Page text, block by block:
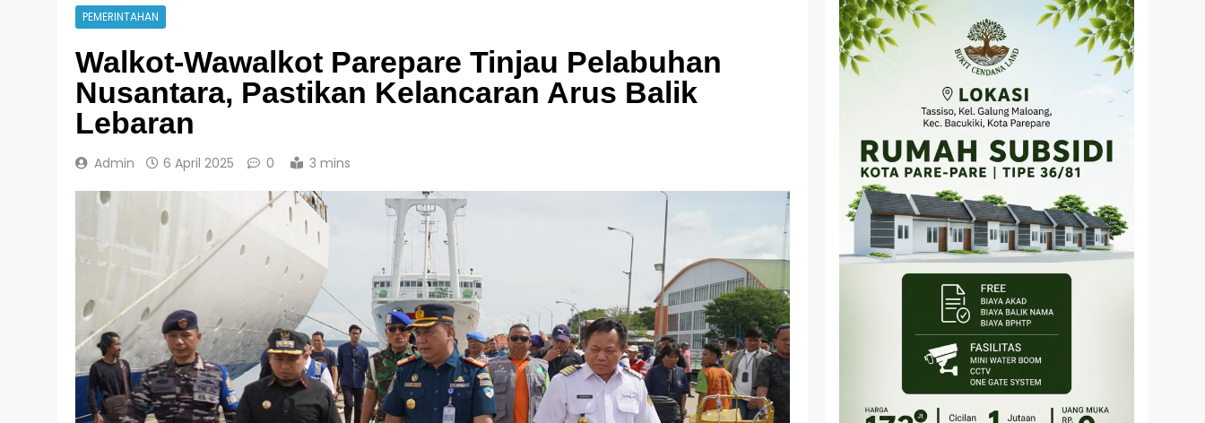
PEMERINTAHAN
Walkot-Wawalkot Parepare Tinjau Pelabuhan
Nusantara, Pastikan Kelancaran Arus Balik
Lebaran
Admin 6 April 2025 0 3 mins